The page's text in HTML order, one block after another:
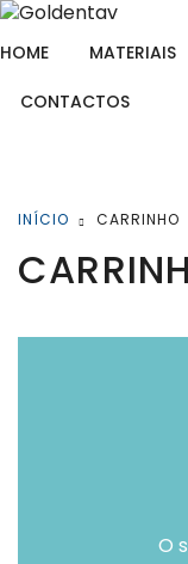
HOME MATERIAIS
CONTACTOS
INÍCIO
CARRINHO
O